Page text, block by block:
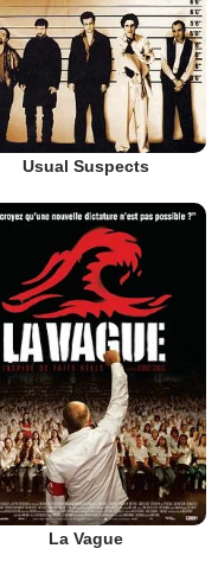
Usual Suspects
La Vague